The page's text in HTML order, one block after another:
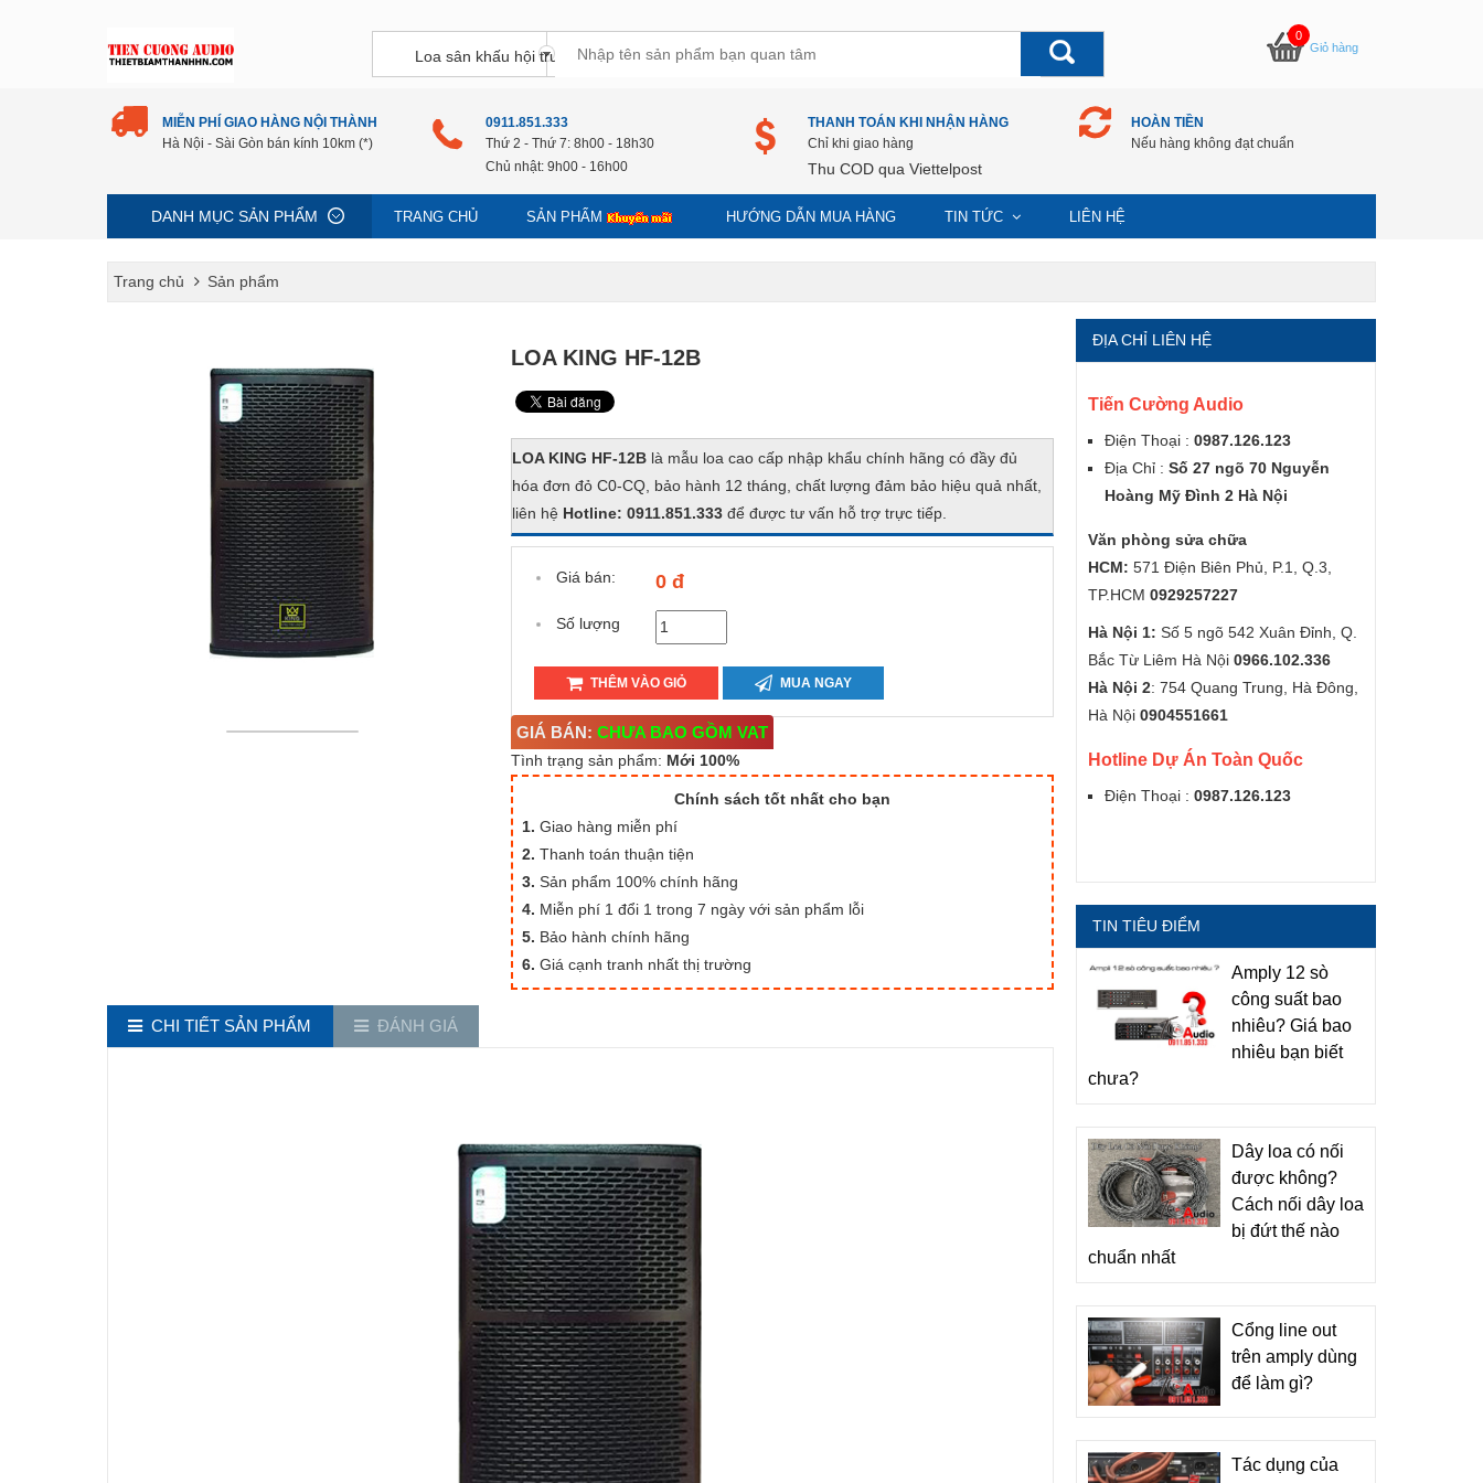
0
Giỏ hàng
MIỄN PHÍ GIAO HÀNG NỘI THÀNH
Hà Nội - Sài Gòn bán kính 10km (*)
0911.851.333
Thứ 2 - Thứ 7: 8h00 - 18h30
Chủ nhật: 9h00 - 16h00
THANH TOÁN KHI NHẬN HÀNG
Chỉ khi giao hàng
Thu COD qua Viettelpost
HOÀN TIỀN
Nếu hàng không đạt chuẩn
DANH MỤC SẢN PHẨM TRANG CHỦ SẢN PHẨM HƯỚNG DẪN MUA HÀNG TIN TỨC LIÊN HỆ
Trang chủ Sản phẩm
LOA KING HF-12B
LOA KING HF-12B là mẫu loa cao cấp nhập khẩu chính hãng có đầy đủ
hóa đơn đỏ C0-CQ, bảo hành 12 tháng, chất lượng đảm bảo hiệu quả nhất,
liên hệ Hotline: 0911.851.333để được tư vấn hỗ trợ trực tiếp.
Giá bán: 0 đ
Số lượng
THÊM VÀO GIỎ MUA NGAY
GIÁ BÁN: CHƯA BAO GỒM VAT
Tình trạng sản phẩm: Mới 100%
Chính sách tốt nhất cho bạn
1. Giao hàng miễn phí
2. Thanh toán thuận tiện
3. Sản phẩm 100% chính hãng
4. Miễn phí 1 đổi 1 trong 7 ngày với sản phẩm lỗi
5. Bảo hành chính hãng
6. Giá cạnh tranh nhất thị trường
CHI TIẾT SẢN PHẨM ĐÁNH GIÁ
ĐỊA CHỈ LIÊN HỆ
Tiến Cường Audio
Điện Thoại : 0987.126.123
Địa Chỉ : Số 27 ngõ 70 Nguyễn
Hoàng Mỹ Đình 2 Hà Nội
Văn phòng sửa chữa
HCM: 571 Điện Biên Phủ, P.1, Q.3,
TP.HCM 0929257227
Hà Nội 1: Số 5 ngõ 542 Xuân Đỉnh, Q.
Bắc Từ Liêm Hà Nội 0966.102.336
Hà Nội 2: 754 Quang Trung, Hà Đông,
Hà Nội 0904551661
Hotline Dự Án Toàn Quốc
Điện Thoại : 0987.126.123
TIN TIÊU ĐIỂM
Amply 12 sò
công suất bao
nhiêu? Giá bao
nhiêu bạn biết
chưa?
Dây loa có nối
được không?
Cách nối dây loa
bị đứt thế nào
chuẩn nhất
Cổng line out
trên amply dùng
để làm gì?
Tác dụng của